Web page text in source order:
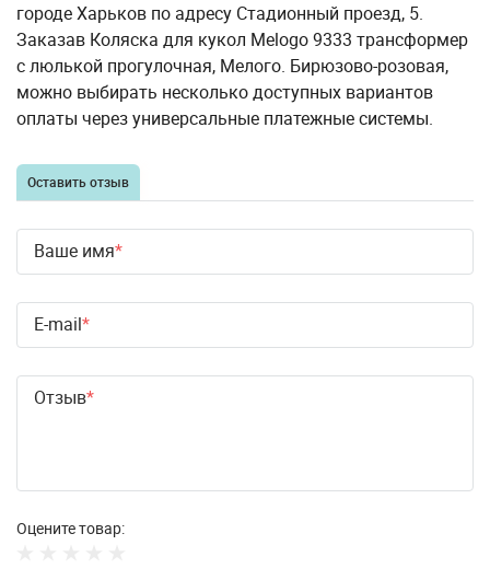
городе Харьков по адресу Стадионный проезд, 5.
Заказав Коляска для кукол Melogo 9333 трансформер
с люлькой прогулочная, Мелого. Бирюзово-розовая,
можно выбирать несколько доступных вариантов
оплаты через универсальные платежные системы.
Оставить отзыв
Ваше имя
E-mail
Отзыв
Оцените товар: